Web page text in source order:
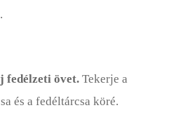
fedélzeti övet. Tekerje a
és a fedéltárcsa köré.